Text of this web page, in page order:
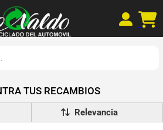
TUS RECAMBIOS